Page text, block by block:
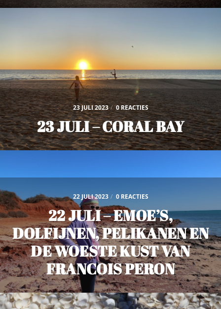
23 JULI 2023 / 0 REACTIES
23 JULI – CORAL BAY
22 JULI 2023 / 0 REACTIES
22 JULI – EMOE’S,
DOLFIJNEN, PELIKANEN EN
DE WOESTE KUST VAN
FRANCOIS PERON